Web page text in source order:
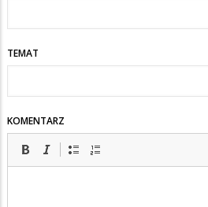
TEMAT
KOMENTARZ